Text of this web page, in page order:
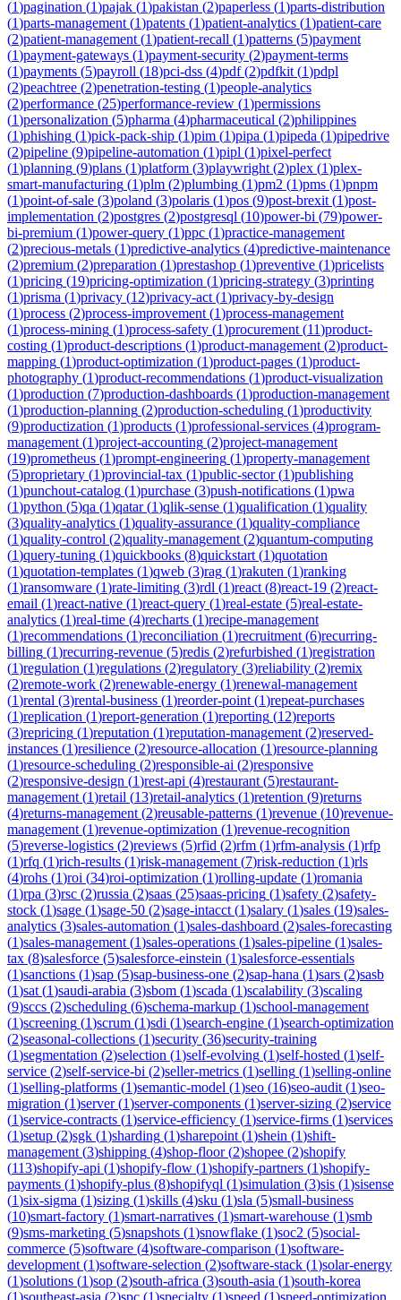
(1)pagination (1)pajak (1)pakistan (2)paperless (1)parts-distribution
(1)parts-management (1)patents (1)patient-analytics (1)patient-care
(2)patient-management (1)patient-recall (1)patterns (5)payment
(1)payment-gateways (1)payment-security (2)payment-terms
(1)payments (5)payroll (18)pci-dss (4)pdf(2)pdfkit (1)pdpl
(2)peachtree (2)penetration-testing (1)people-analytics
(2)performance (25)performance-review (1)permissions
(1)personalization (5)pharma (4)pharmaceutical (2)philippines
(1)phishing (1)pick-pack-ship (1)pim (1)pipa (1)pipeda (1)pipedrive
(2)pipeline (9)pipeline-automation (1)pipl (1)pixel-perfect
(1)planning (9)plans (1)platform (3)playwright (2)plex (1)plex-
smart-manufacturing (1)plm (2)plumbing (1)pm2 (1)pms (1)pnpm
(1)point-of-sale (3)poland (3)polaris (1)pos (9)post-brexit (1)post-
implementation (2)postgres (2)postgresql (10)power-bi (79)power-
bi-premium (1)power-query (1)ppc (1)practice-management
(2)precious-metals (1)predictive-analytics (4)predictive-maintenance
(2)premium (2)preparation (1)prestashop (1)preventive (1)pricelists
(1)pricing (19)pricing-optimization (1)pricing-strategy (3)printing
(1)prisma (1)privacy (12)privacy-act (1)privacy-by-design
(1)process (2)process-improvement (1)process-management
(1)process-mining (1)process-safety (1)procurement (11)product-
costing (1)product-descriptions (1)product-management (2)product-
mapping (1)product-optimization (1)product-pages (1)product-
photography (1)product-recommendations (1)product-visualization
(1)production (7)production-dashboards (1)production-management
(1)production-planning (2)production-scheduling (1)productivity
(9)productization (1)products (1)professional-services (4)program-
management (1)project-accounting (2)project-management
(19)prometheus (1)prompt-engineering (1)property-management
(5)proprietary (1)provincial-tax (1)public-sector(1)publishing
(1)punchout-catalog (1)purchase (3)push-notifications (1)pwa
(1)python (5)qa (1)qatar(1)qlik-sense (1)qualification (1)quality
(3)quality-analytics (1)quality-assurance (1)quality-compliance
(1)quality-control (2)quality-management (2)quantum-computing
(1)query-tuning (1)quickbooks (8)quickstart (1)quotation
(1)quotation-templates (1)qweb (3)rag (1)rakuten (1)ranking
(1)ransomware (1)rate-limiting (3)rdl (1)react (8)react-19 (2)react-
email (1)react-native (1)react-query (1)real-estate (5)real-estate-
analytics (1)real-time (4)recharts (1)recipe-management
(1)recommendations (1)reconciliation (1)recruitment (6)recurring-
billing (1)recurring-revenue (5)redis (2)refurbished (1)registration
(1)regulation (1)regulations (2)regulatory (3)reliability (2)remix
(2)remote-work (2)renewable-energy (1)renewal-management
(1)rental (3)rental-business (1)reorder-point (1)repeat-purchases
(1)replication (1)report-generation (1)reporting (12)reports
(3)repricing (1)reputation (1)reputation-management (2)reserved-
instances (1)resilience (2)resource-allocation (1)resource-planning
(1)resource-scheduling (2)responsible-ai (2)responsive
(2)responsive-design (1)rest-api (4)restaurant (5)restaurant-
management (1)retail (13)retail-analytics (1)retention (9)returns
(4)returns-management (2)reusable-patterns (1)revenue (10)revenue-
management (1)revenue-optimization (1)revenue-recognition
(5)reverse-logistics (2)reviews (5)rfid (2)rfm (1)rfm-analysis (1)rfp
(1)rfq (1)rich-results (1)risk-management (7)risk-reduction (1)rls
(4)rohs (1)roi (34)roi-optimization (1)rolling-update (1)romania
(1)rpa (3)rsc (2)russia (2)saas (25)saas-pricing (1)safety (2)safety-
stock (1)sage (1)sage-50 (2)sage-intacct (1)salary (1)sales (19)sales-
analytics (3)sales-automation (1)sales-dashboard (2)sales-forecasting
(1)sales-management (1)sales-operations (1)sales-pipeline (1)sales-
tax (8)salesforce (5)salesforce-einstein (1)salesforce-essentials
(1)sanctions (1)sap (5)sap-business-one (2)sap-hana (1)sars (2)sasb
(1)sat (1)saudi-arabia (3)sbom (1)scada (1)scalability (3)scaling
(9)sccs (2)scheduling (6)schema-markup (1)school-management
(1)screening (1)scrum (1)sdi (1)search-engine (1)search-optimization
(2)seasonal-collections (1)security (36)security-training
(1)segmentation (2)selection (1)self-evolving (1)self-hosted (1)self-
service (2)self-service-bi (2)seller-metrics (1)selling (1)selling-online
(1)selling-platforms (1)semantic-model (1)seo (16)seo-audit (1)seo-
migration (1)server(1)server-components (1)server-sizing (2)service
(1)service-contracts (1)service-efficiency (1)service-firms (1)services
(1)setup (2)sgk (1)sharding (1)sharepoint (1)shein (1)shift-
management (3)shipping (4)shop-floor(2)shopee (2)shopify
(113)shopify-api (1)shopify-flow (1)shopify-partners (1)shopify-
payments (1)shopify-plus (8)shopifyql (1)simulation (3)sis (1)sisense
(1)six-sigma (1)sizing (1)skills (4)sku (1)sla (5)small-business
(10)smart-factory (1)smart-narratives (1)smart-warehouse (1)smb
(9)sms-marketing (5)snapshots (1)snowflake (1)soc2 (5)social-
commerce (5)software (4)software-comparison (1)software-
development (1)software-selection (2)software-stack (1)solar-energy
(1)solutions (1)sop (2)south-africa (3)south-asia (1)south-korea
(1)southeast-asia (2)spc (1)specialty (1)speed (1)speed-optimization